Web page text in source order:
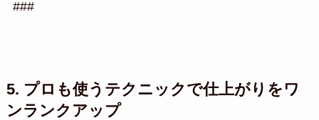
###
5. プロも使うテクニックで仕上がりをワ
ンランクアップ